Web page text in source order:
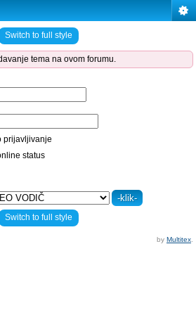
Switch to full style
tema na ovom forumu.
prijavljivanje
status
Switch to full style
by Multitex